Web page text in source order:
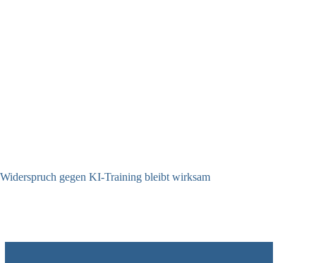
Widerspruch gegen KI-Training bleibt wirksam